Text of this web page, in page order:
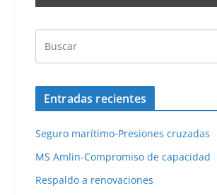
Entradas recientes
Seguro marítimo-Presiones cruzadas
MS Amlin-Compromiso de capacidad
Respaldo a renovaciones